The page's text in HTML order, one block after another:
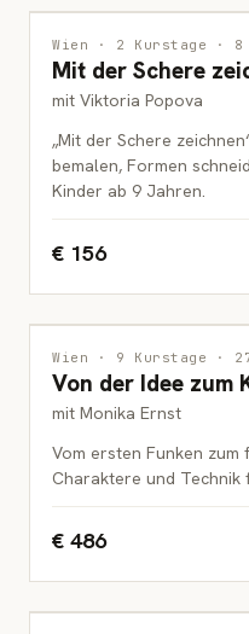
MALEREI
KINDER
Wien · 2 Kurstage · 8
Mit der Schere
mit Viktoria Popova
„Mit der Schere
bemalen, Formen
Kinder ab 9 Jahren.
€ 156
ILLUSTRATION
ERWACHSENE
Wien · 9 Kurstage ·
Von der Idee zum
mit Monika Ernst
Vom ersten Funken zum
Charaktere und Technik
€ 486